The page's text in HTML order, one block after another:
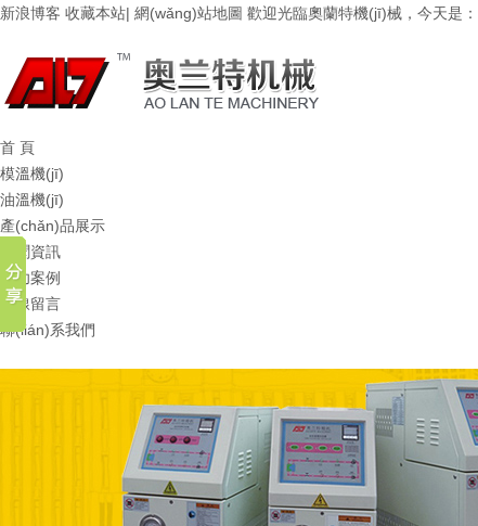
新浪博客 收藏本站| 網(wǎng)站地圖 歡迎光臨奧蘭特機(jī)械，今天是：
首 頁
模溫機(jī)
油溫機(jī)
產(chǎn)品展示
新聞資訊
成功案例
在線留言
聯(lián)系我們